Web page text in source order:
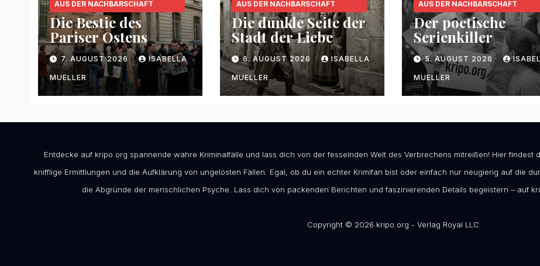
AUS DER NACHBARSCHAFT
Die Bestie des
Pariser Ostens
7. AUGUST 2026 ISABELLA
MUELLER
AUS DER NACHBARSCHAFT
Die dunkle Seite der
Stadt der Liebe
6. AUGUST 2026 ISABELLA
MUELLER
AUS DER NACHBARSCHAFT
Der poetische
Serienkiller
5. AUGUST 2026
MUELLER
Entdecke auf kripo.org spannende wahre Kriminalfälle und lass dich von der fesselnden Welt des Verbrechens mitreißen! Hier
knifflige Ermittlungen und die Aufklärung von ungelösten Fällen. Egal, ob du ein echter Krimifan bist oder einfach nur neugierig auf die
die Abgründe der menschlichen Psyche. Lass dich von packenden Berichten und faszinierenden Details begeistern – auf
Copyright © 2026 kripo.org - Verlag Royal LLC